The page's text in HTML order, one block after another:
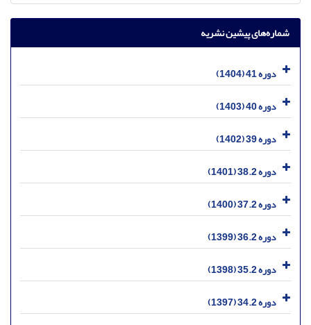
شماره‌های پیشین نشریه
دوره 41 (1404)
دوره 40 (1403)
دوره 39 (1402)
دوره 38.2 (1401)
دوره 37.2 (1400)
دوره 36.2 (1399)
دوره 35.2 (1398)
دوره 34.2 (1397)